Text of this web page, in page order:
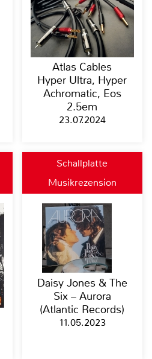
Atlas Cables
Hyper Ultra, Hyper
Achromatic, Eos
2.5em
23.07.2024
Schallplatte
Musikrezension
Daisy Jones & The
Six – Aurora
(Atlantic Records)
11.05.2023